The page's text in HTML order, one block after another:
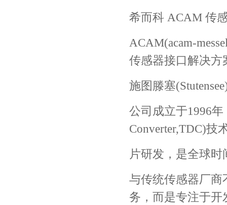
希而科 ACAM 传
ACAM(acam-
传感器接口解决方
施图滕塞
公司成立于1996
Converter,TDC)技
片研发，是全球
与传统传感器厂
务，而是专注于